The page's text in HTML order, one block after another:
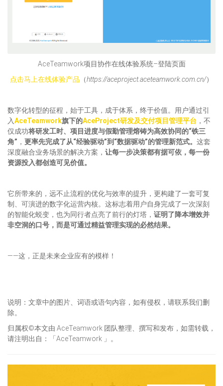
AceTeamwork项目协作在线体验系统–登陆页面
点击马上在线体验产品 （https://aceproject.aceteamwork.com.cn/）
数字化转型的征程，始于工具，成于体系，终于价值。用户通过引
入AceTeamwork旗下的AceProject研发及交付项目管理平台 ，不
仅成功将研发工时、项目进度与假勤管理熔铸为高效协同的“铁三
角” ， 更率先完成了从“经验驱动”到“数据驱动”的管理新范式。 这套
深度融合业务场景的解决方案， 让每一步决策都有据可依，每一份
资源投入都创造可见价值。
它所带来的，远不止流程的优化与效率的提升，更构建了一套可复
制、可演进的数字化运营内核。这标志着用户自身完成了一次深刻
的智能化蜕变，也为同行者点亮了前行的灯塔， 证明了降本增效并
非空洞的口号，而是可通过精益管理实现的必然结果。
——这，正是未来企业应有的模样！
说明：文章中的图片、词语或语句内容，如有侵权，请联系我们删
除。
归属权©本文由 AceTeamwork 团队整理、撰写和发布，如需转载，
请注明出自：「AceTeamwork 」。